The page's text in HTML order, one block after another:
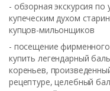
- обзорная экскурсия
купеческим духом
купцов-мильонщиков
- посещение
купить легендарный
кореньев,
рецептуре, целебный